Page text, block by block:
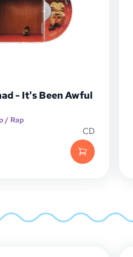
- It's Been Awful
/ Rap
CD